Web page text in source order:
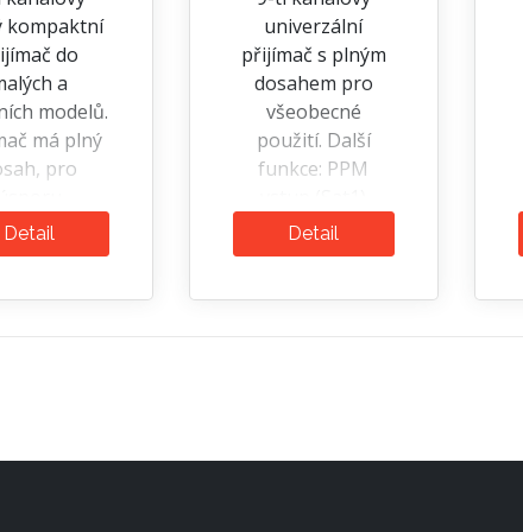
kompaktní
do
a
modelů.
má plný
pro
je
v
Detail
univerzální
přijímač s plným
dosahem pro
všeobecné
použití. Další
funkce: PPM
Detail